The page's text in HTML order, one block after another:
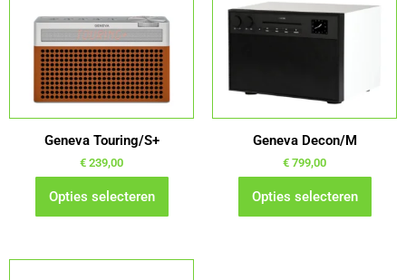
Geneva Touring/S+
€ 239,00
Opties selecteren
variaties.
Deze
optie
kan
gekozen
worden
op
productpagina
Geneva Decon/M
€ 799,00
Opties selecteren
meerdere
variaties.
kan
gekozen
worden
op
productpagina